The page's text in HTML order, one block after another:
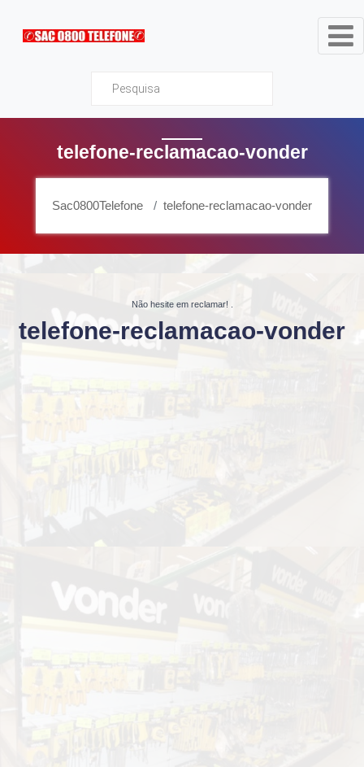
Sac0800Telefone
telefone-reclamacao-vonder
Sac0800Telefone telefone-reclamacao-vonder
Não hesite em reclamar!
telefone-reclamacao-vonder